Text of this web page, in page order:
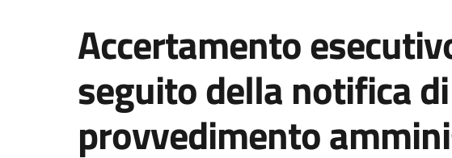
Accertamento
seguito della notifica
provvedimento